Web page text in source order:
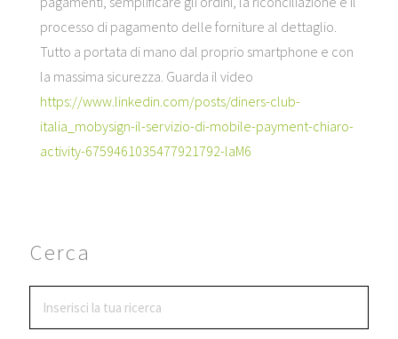
processo di pagamento delle forniture al dettaglio.
Tutto a portata di mano dal proprio smartphone e con
la massima sicurezza. Guarda il video
https://www.linkedin.com/posts/diners-club-
italia_mobysign-il-servizio-di-mobile-payment-chiaro-
activity-6759461035477921792-laM6
Cerca